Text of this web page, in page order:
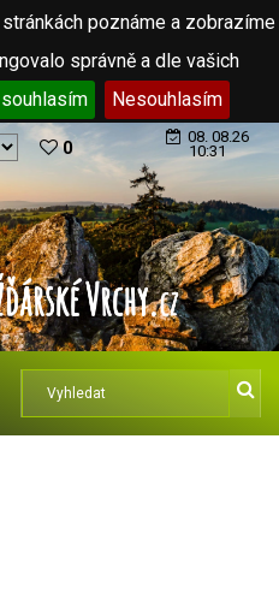
poznáme a zobrazíme
správně a dle vašich
Nesouhlasím
0
08. 08.26
10:31